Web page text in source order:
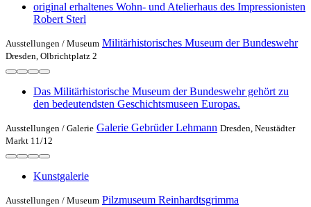
original erhaltenes Wohn- und Atelierhaus des Impressionisten
Robert Sterl
Ausstellungen / Museum Militärhistorisches Museum der Bundeswehr
Dresden, Olbrichtplatz 2
Das Militärhistorische Museum der Bundeswehr gehört zu
den bedeutendsten Geschichtsmuseen Europas.
Ausstellungen / Galerie Galerie Gebrüder Lehmann Dresden, Neustädter
Markt 11/12
Kunstgalerie
Ausstellungen / Museum Pilzmuseum Reinhardtsgrimma